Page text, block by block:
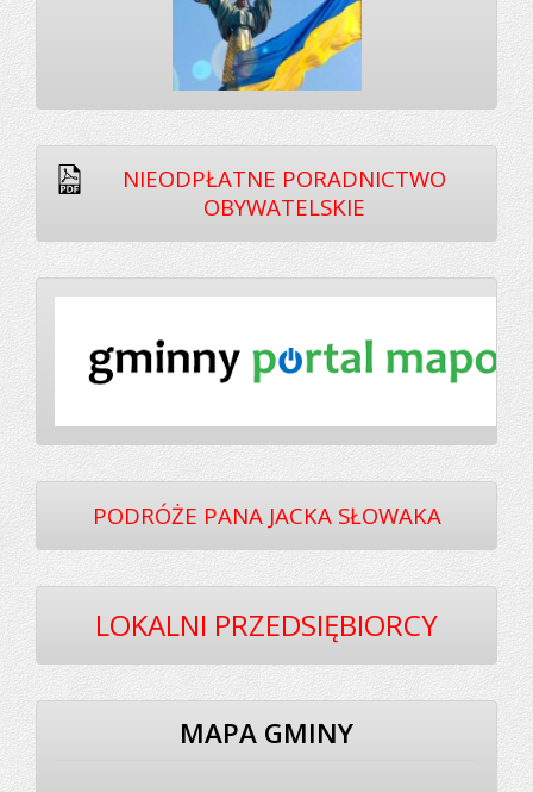
NIEODPŁATNE PORADNICTWO
OBYWATELSKIE
PODRÓŻE PANA JACKA SŁOWAKA
LOKALNI PRZEDSIĘBIORCY
MAPA GMINY